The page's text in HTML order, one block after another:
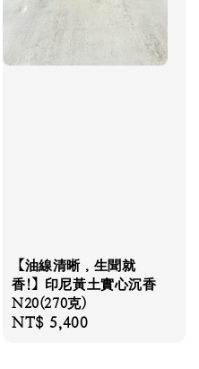
【油線清晰，生聞就
香!】印尼黃土實心沉香
N20(270克)
Regular
NT$ 5,400